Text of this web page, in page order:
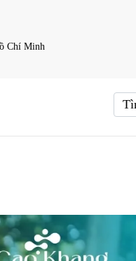
Chí Minh